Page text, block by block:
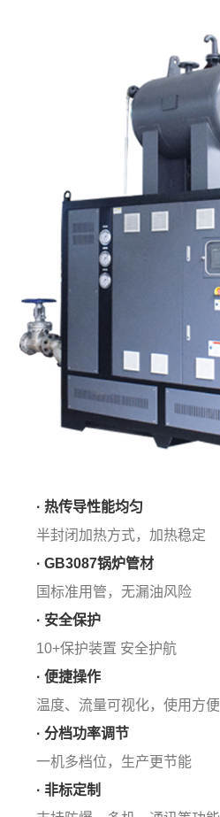
· 热传导性能均匀
半封闭加热方式，加热稳定
· GB3087锅炉管材
国标准用管，无漏油风险
· 安全保护
10+保护装置 安全护航
· 便捷操作
温度、流量可视化，使用方便
· 分档功率调节
一机多档位，生产更节能
· 非标定制